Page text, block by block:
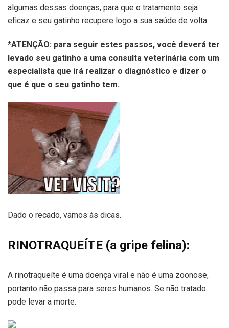
algumas dessas doenças, para que o tratamento seja
eficaz e seu gatinho recupere logo a sua saúde de volta.
*ATENÇÃO: para seguir estes passos, você deverá ter
levado seu gatinho a uma consulta veterinária com um
especialista que irá realizar o diagnóstico e dizer o
que é que o seu gatinho tem.
Dado o recado, vamos às dicas.
RINOTRAQUEÍTE (a gripe felina):
A rinotraqueíte é uma doença viral e não é uma zoonose,
portanto não passa para seres humanos. Se não tratado
pode levar a morte.